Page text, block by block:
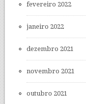
fevereiro 2022
janeiro 2022
dezembro 2021
novembro 2021
outubro 2021